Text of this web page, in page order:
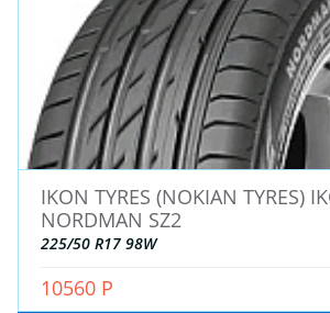
ДЛЯ ГРУЗОВЫХ АВТО
ДЛЯ ЛЕГКОВЫХ АВТО
ШИНЫ
ДИСКИ
АККУМУЛЯТОРЫ
IKON TYRES (NOKIAN TYRES)
NORDMAN SZ2
225/50 R17 98W
10560 Р